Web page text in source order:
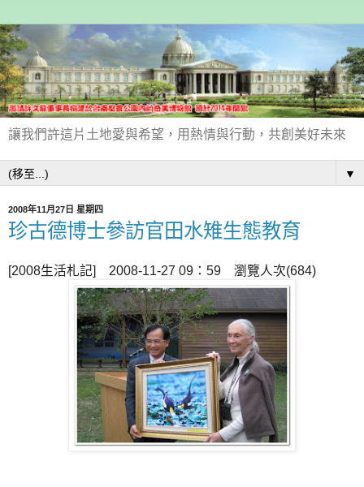
讓我們許這片土地愛與希望，用熱情與行動，共創美好未來
▼
2008年11月27日 星期四
珍古德博士參訪官田水雉生態教育
[2008生活札記] 2008-11-27 09：59 瀏覽人次(684)